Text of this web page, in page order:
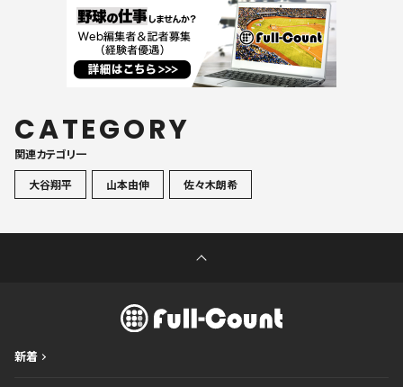
CATEGORY
関連カテゴリ一
大谷翔平
山本由伸 佐々木朗希
新着